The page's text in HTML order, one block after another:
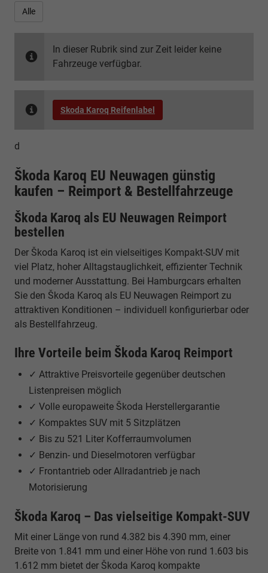
Alle
In dieser Rubrik sind zur Zeit leider keine
Fahrzeuge verfügbar.
Skoda Karoq Reifenlabel
d
Škoda Karoq EU Neuwagen günstig
kaufen – Reimport & Bestellfahrzeuge
Škoda Karoq als EU Neuwagen Reimport
bestellen
Der Škoda Karoq ist ein vielseitiges Kompakt-SUV mit
viel Platz, hoher Alltagstauglichkeit, effizienter Technik
und moderner Ausstattung. Bei Hamburgcars erhalten
Sie den Škoda Karoq als EU Neuwagen Reimport zu
attraktiven Konditionen – individuell konfigurierbar oder
als Bestellfahrzeug.
Ihre Vorteile beim Škoda Karoq Reimport
✓ Attraktive Preisvorteile gegenüber deutschen
Listenpreisen möglich
✓ Volle europaweite Škoda Herstellergarantie
✓ Kompaktes SUV mit 5 Sitzplätzen
✓ Bis zu 521 Liter Kofferraumvolumen
✓ Benzin- und Dieselmotoren verfügbar
✓ Frontantrieb oder Allradantrieb je nach
Motorisierung
Škoda Karoq – Das vielseitige Kompakt-SUV
Mit einer Länge von rund 4.382 bis 4.390 mm, einer
Breite von 1.841 mm und einer Höhe von rund 1.603 bis
1.612 mm bietet der Škoda Karoq kompakte